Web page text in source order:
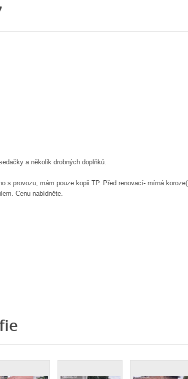
a několik drobných doplňků.
s provozu, mám pouze kopii TP. Před renovací- mírná koroze(
Cenu nabídněte.